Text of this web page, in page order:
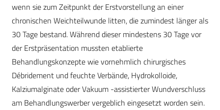
wenn sie zum Zeitpunkt der Erstvorstellung an einer
chronischen Weichteilwunde litten, die zumindest länger als
30 Tage bestand. Während dieser mindestens 30 Tage vor
der Erstpräsentation mussten etablierte
Behandlungskonzepte wie vornehmlich chirurgisches
Débridement und feuchte Verbände, Hydrokolloide,
Kalziumalginate oder Vakuum -assistierter Wundverschluss
am Behandlungswerber vergeblich eingesetzt worden sein.